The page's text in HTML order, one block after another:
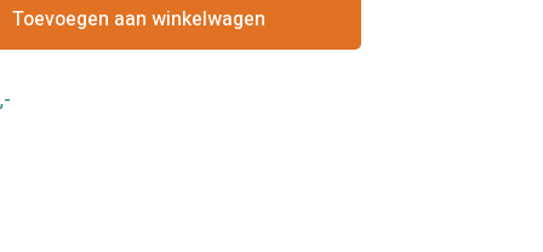
Toevoegen aan winkelwagen